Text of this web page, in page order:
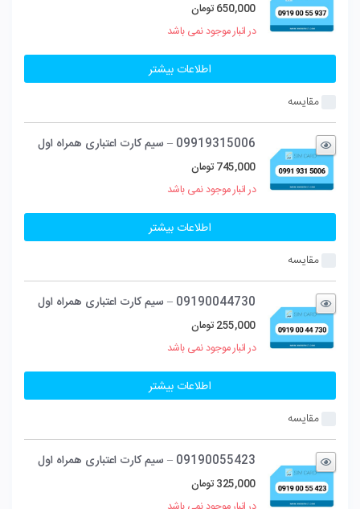
650,000 تومان
در انبار موجود نمی باشد
اطلاعات بیشتر
مقایسه
09919315006 – سیم کارت اعتباری همراه اول
745,000 تومان
در انبار موجود نمی باشد
اطلاعات بیشتر
مقایسه
09190044730 – سیم کارت اعتباری همراه اول
255,000 تومان
در انبار موجود نمی باشد
اطلاعات بیشتر
مقایسه
09190055423 – سیم کارت اعتباری همراه اول
325,000 تومان